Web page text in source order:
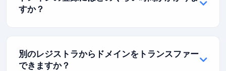
ウザに入力するもの（例：rabisu.com）です。オンラ
インでの身元やデジタルの住所とお考えください。
すか？
構成やホスティングへの接続をすぐに開始できます。
別のレジストラからドメインをトランスファー
できますか？